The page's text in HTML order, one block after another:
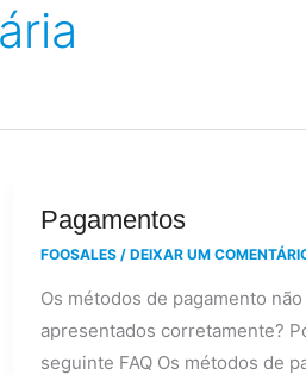
Pagamentos
FOOSALES / DEIXAR UM
Os métodos de pagamento não
apresentados corretamente?
seguinte FAQ Os métodos de
Pagamentos